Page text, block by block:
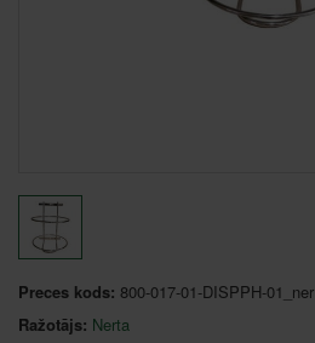
Preces kods: 800-017-01-DISPPH-01_ner
Ražotājs: Nerta